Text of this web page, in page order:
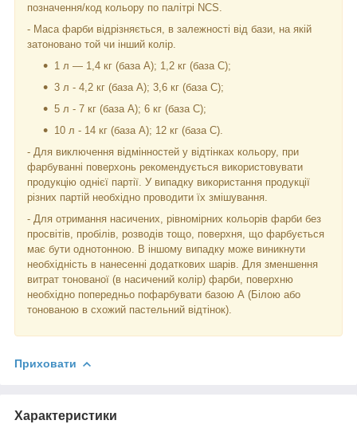
позначення/код кольору по палітрі NCS.
- Маса фарби відрізняється, в залежності від бази, на якій
затоновано той чи інший колір.
1 л — 1,4 кг (база А); 1,2 кг (база С);
3 л - 4,2 кг (база А); 3,6 кг (база C);
5 л - 7 кг (база А); 6 кг (база С);
10 л - 14 кг (база А); 12 кг (база С).
- Для виключення відмінностей у відтінках кольору, при
фарбуванні поверхонь рекомендується використовувати
продукцію однієї партії. У випадку використання продукції
різних партій необхідно проводити їх змішування.
- Для отримання насичених, рівномірних кольорів фарби без
просвітів, пробілів, розводів тощо, поверхня, що фарбується
має бути однотонною. В іншому випадку може виникнути
необхідність в нанесенні додаткових шарів. Для зменшення
витрат тонованої (в насичений колір) фарби, поверхню
необхідно попередньо пофарбувати базою А (Білою або
тонованою в схожий пастельний відтінок).
Приховати
Характеристики